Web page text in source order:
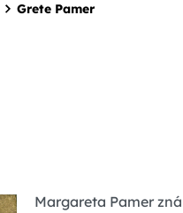
Grete Pamer
Margareta Pamer